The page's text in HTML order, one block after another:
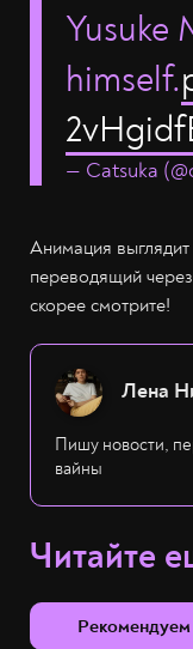
Yusuke
himself.
— Catsuka
Анимация
переводящий
скорее смотрите!
Лена
Пишу новости,
вайны
Читайте
Рекомендуем